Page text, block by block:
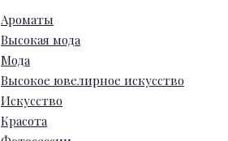
Ароматы
Высокая мода
Мода
Высокое ювелирное искусство
Искусство
Красота